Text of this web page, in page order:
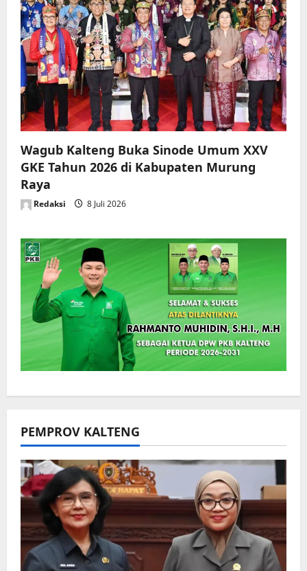
Wagub Kalteng Buka Sinode Umum XXV
GKE Tahun 2026 di Kabupaten Murung
Raya
Redaksi 8 Juli 2026
PEMPROV KALTENG